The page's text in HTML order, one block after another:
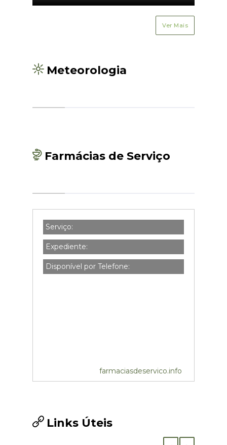
Ver Mais
Meteorologia
Farmácias de Serviço
Serviço:
Expediente:
Disponível por Telefone:
farmaciasdeservico.info
Links Úteis